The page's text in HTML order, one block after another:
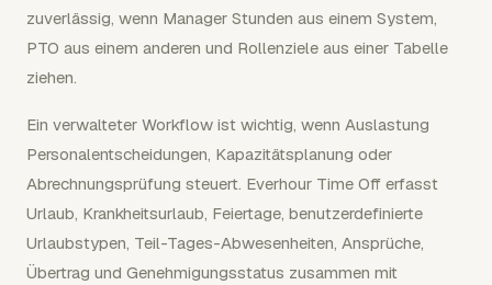
zuverlässig, wenn Manager Stunden aus einem System,
PTO aus einem anderen und Rollenziele aus einer Tabelle
ziehen.
Ein verwalteter Workflow ist wichtig, wenn Auslastung
Personalentscheidungen, Kapazitätsplanung oder
Abrechnungsprüfung steuert. Everhour Time Off erfasst
Urlaub, Krankheitsurlaub, Feiertage, benutzerdefinierte
Urlaubstypen, Teil-Tages-Abwesenheiten, Ansprüche,
Übertrag und Genehmigungsstatus zusammen mit